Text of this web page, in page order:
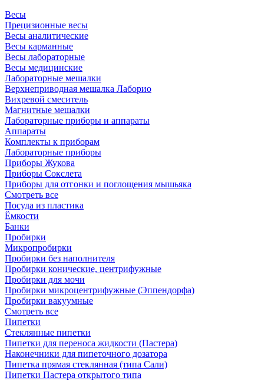
Весы
Прецизионные весы
Весы аналитические
Весы карманные
Весы лабораторные
Весы медицинские
Лабораторные мешалки
Верхнеприводная мешалка Лаборио
Вихревой смеситель
Магнитные мешалки
Лабораторные приборы и аппараты
Аппараты
Комплекты к приборам
Лабораторные приборы
Приборы Жукова
Приборы Сокслета
Приборы для отгонки и поглощения мышьяка
Смотреть все
Посуда из пластика
Ёмкости
Банки
Пробирки
Микропробирки
Пробирки без наполнителя
Пробирки конические, центрифужные
Пробирки для мочи
Пробирки микроцентрифужные (Эппендорфа)
Пробирки вакуумные
Смотреть все
Пипетки
Стеклянные пипетки
Пипетки для переноса жидкости (Пастера)
Наконечники для пипеточного дозатора
Пипетка прямая стеклянная (типа Сали)
Пипетки Пастера открытого типа